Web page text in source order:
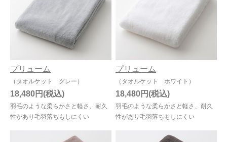
プリューム
（タオルケット グレー）
羽毛のような柔らかさと軽さ、耐久
性があり毛羽落ちもしにくい
18,480円
プリューム
（タオルケット ホワイト）
羽毛のような柔らかさと軽さ、耐久
性があり毛羽落ちもしにくい
18,480円